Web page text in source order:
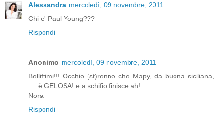
Alessandra mercoledì, 09 novembre, 2011
Chi e' Paul Young???
Rispondi
Anonimo mercoledì, 09 novembre, 2011
Belliffimi!!! Occhio (st)renne che Mapy, da buona siciliana,
.... è GELOSA! e a schifio finisce ah!
Nora
Rispondi